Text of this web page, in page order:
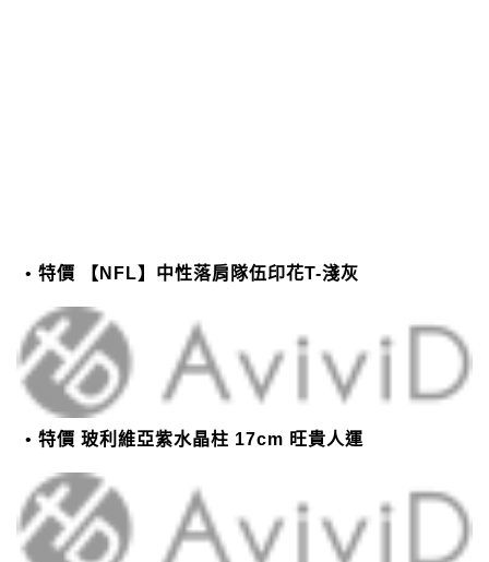
特價 【NFL】中性落肩隊伍印花T-淺灰
特價 玻利維亞紫水晶柱 17cm 旺貴人運